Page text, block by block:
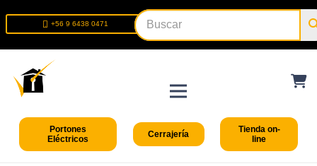
+56 9 6438 0471
Portones
Eléctricos
Cerrajería
Tienda on-
line